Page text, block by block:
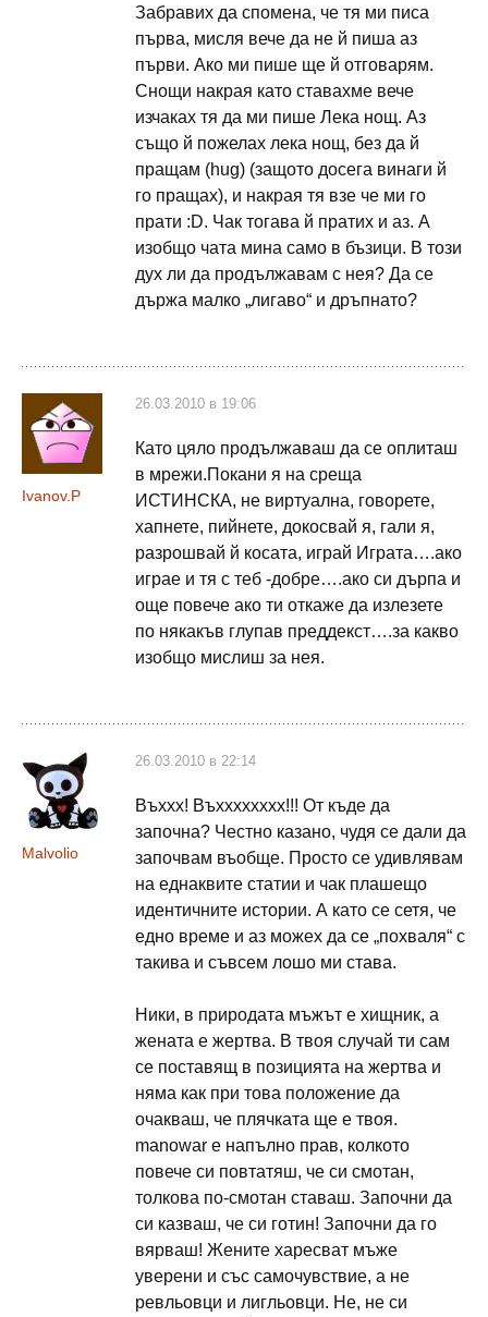
Забравих да спомена, че тя ми писа
първа, мисля вече да не й пиша аз
първи. Ако ми пише ще й отговарям.
Снощи накрая като ставахме вече
изчаках тя да ми пише Лека нощ. Аз
също й пожелах лека нощ, без да й
пращам (hug) (защото досега винаги й
го пращах), и накрая тя взе че ми го
прати :D. Чак тогава й пратих и аз. А
изобщо чата мина само в бъзици. В този
дух ли да продължавам с нея? Да се
държа малко „лигаво“ и дръпнато?
Ivanov.P
26.03.2010 в 19:06
Като цяло продължаваш да се оплиташ
в мрежи.Покани я на среща
ИСТИНСКА, не виртуална, говорете,
хапнете, пийнете, докосвай я, гали я,
разрошвай й косата, играй Играта….ако
играе и тя с теб -добре….ако си дърпа и
още повече ако ти откаже да излезете
по някакъв глупав преддекст….за какво
изобщо мислиш за нея.
Malvolio
26.03.2010 в 22:14
Въххх! Въхххххххх!!! От къде да
започна? Честно казано, чудя се дали да
започвам въобще. Просто се удивлявам
на еднаквите статии и чак плашещо
идентичните истории. А като се сетя, че
едно време и аз можех да се „похваля“ с
такива и съвсем лошо ми става.
Ники, в природата мъжът е хищник, а
жената е жертва. В твоя случай ти сам
се поставящ в позицията на жертва и
няма как при това положение да
очакваш, че плячката ще е твоя.
manowar е напълно прав, колкото
повече си повтатяш, че си смотан,
толкова по-смотан ставаш. Започни да
си казваш, че си готин! Започни да го
вярваш! Жените харесват мъже
уверени и със самочувствие, а не
ревльовци и лигльовци. Не, не си